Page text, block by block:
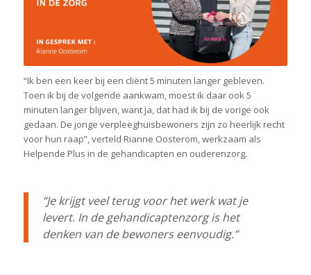
“Ik ben een keer bij een cliënt 5 minuten langer gebleven.
Toen ik bij de volgende aankwam, moest ik daar ook 5
minuten langer blijven, want ja, dat had ik bij de vorige ook
gedaan. De jonge verpleeghuisbewoners zijn zo heerlijk recht
voor hun raap”,verteld Rianne Oosterom, werkzaam als
Helpende Plus in de gehandicapten en ouderenzorg.
“Je krijgt veel terug voor het werk wat je
levert. In de gehandicaptenzorg is het
denken van de bewoners eenvoudig.”